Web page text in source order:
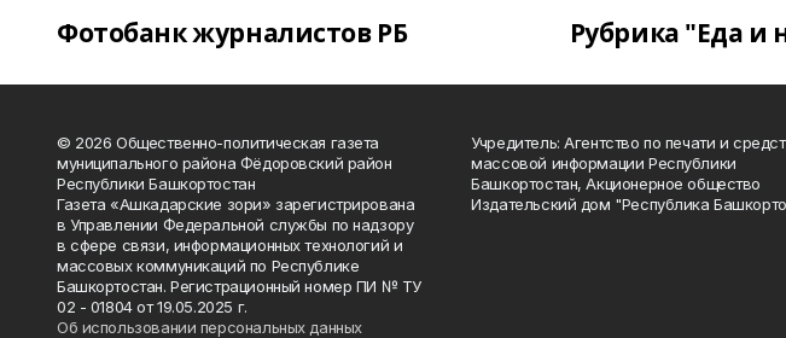
Фотобанк журналистов РБ Рубрика "Еда и
© 2026 Общественно-политическая газета
муниципального района Фёдоровский район
Республики Башкортостан
Газета «Ашкадарские зори» зарегистрирована
в Управлении Федеральной службы по надзору
в сфере связи, информационных технологий и
массовых коммуникаций по Республике
Башкортостан. Регистрационный номер ПИ № ТУ
02 - 01804 от 19.05.2025 г.
Об использовании персональных данных
Учредитель: Агентство по печати и
массовой информации Республики
Башкортостан, Акционерное общество
Издательский дом "Республика